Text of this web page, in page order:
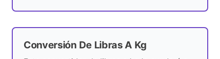
Conversión De Libras A Kg